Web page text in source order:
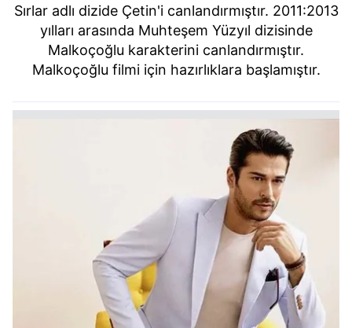
Sırlar adlı dizide Çetin'i canlandırmıştır. 2011:2013
yılları arasında Muhteşem Yüzyıl dizisinde
Malkoçoğlu karakterini canlandırmıştır.
Malkoçoğlu filmi için hazırlıklara başlamıştır.